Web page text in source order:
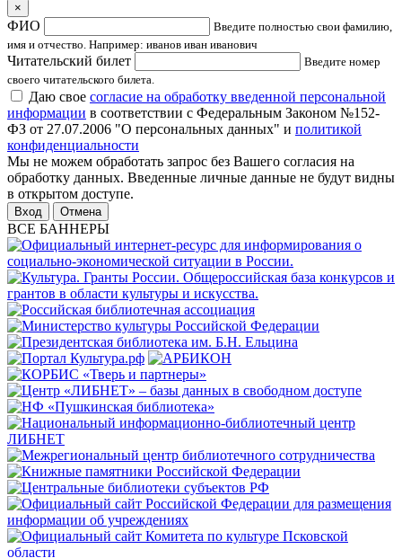
×
ФИО
Введите полностью свои фамилию,
имя и отчество. Например: иванов иван иванович
Читательский билет
Введите номер
своего читательского билета.
Даю свое согласие на обработку введенной персональной
информации в соответствии с Федеральным Законом №152-
ФЗ от 27.07.2006 "О персональных данных" и политикой
конфиденциальности
Мы не можем обработать запрос без Вашего согласия на
обработку данных. Введенные личные данные не будут видны
в открытом доступе.
Отмена
ВСЕ БАННЕРЫ